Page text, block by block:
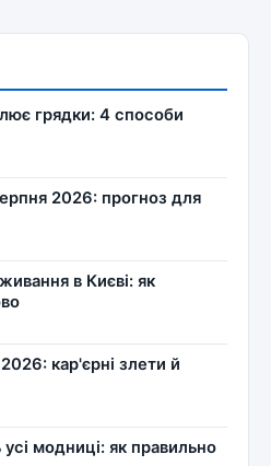
грядки: 4 способи
2026: прогноз для
в Києві: як
кар'єрні злети й
модниці: як правильно